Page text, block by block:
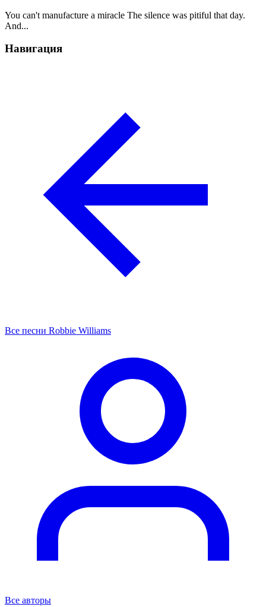
You can't manufacture a miracle The silence was pitiful that day.
And...
Навигация
Все песни Robbie Williams
Все авторы